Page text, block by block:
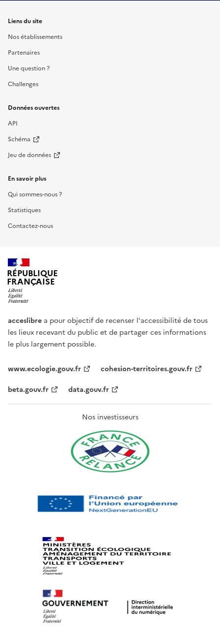
Liens du site
Nos établissements
Partenaires
Une question ?
Challenges
Données ouvertes
API
Schéma
Jeu de données
En savoir plus
Qui sommes-nous ?
Statistiques
Contactez-nous
RÉPUBLIQUE
FRANÇAISE
acceslibre a pour objectif de recenser l'accessibilité de tous
les lieux recevant du public et de partager ces informations
le plus largement possible.
www.ecologie.gouv.fr
cohesion-territoires.gouv.fr
beta.gouv.fr
data.gouv.fr
Nos investisseurs